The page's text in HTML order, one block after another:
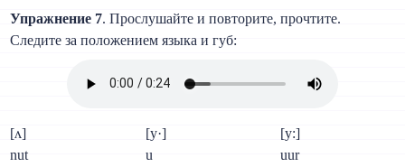
Упражнение 7. Прослушайте и повторите, прочтите.
Следите за положением языка и губ:
[ʌ]
nut
[у·]
u
[у:]
uur